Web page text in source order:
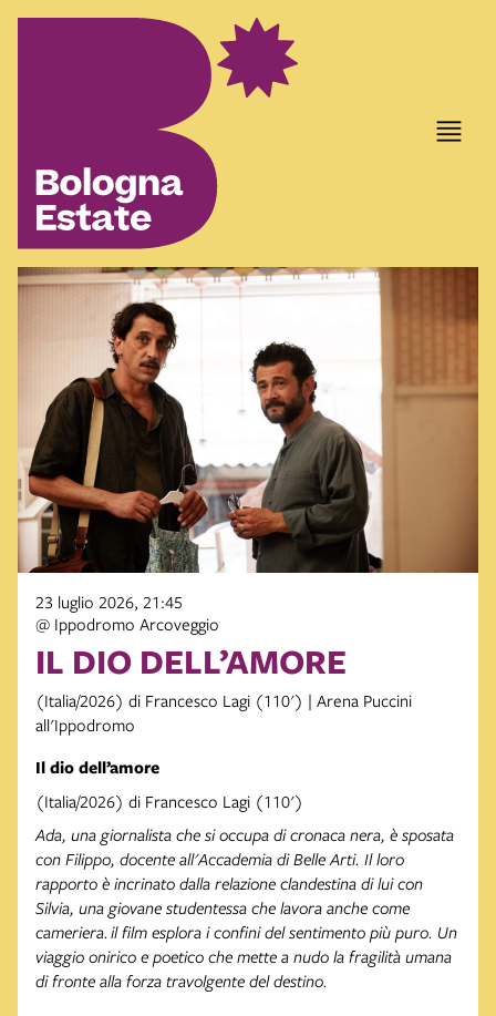
23 luglio 2026, 21:45
@ Ippodromo Arcoveggio
IL DIO DELL’AMORE
(Italia/2026) di Francesco Lagi (110') | Arena Puccini
all'Ippodromo
Il dio dell’amore
(Italia/2026) di Francesco Lagi (110')
Ada, una giornalista che si occupa di cronaca nera, è sposata
con Filippo, docente all'Accademia di Belle Arti. Il loro
rapporto è incrinato dalla relazione clandestina di lui con
Silvia, una giovane studentessa che lavora anche come
cameriera. il film esplora i confini del sentimento più puro. Un
viaggio onirico e poetico che mette a nudo la fragilità umana
di fronte alla forza travolgente del destino.